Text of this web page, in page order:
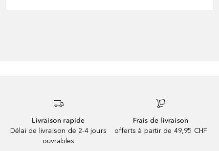
Livraison rapide
Délai de livraison de 2-4 jours
ouvrables
Frais de livraison
offerts à partir de 49,95 CHF